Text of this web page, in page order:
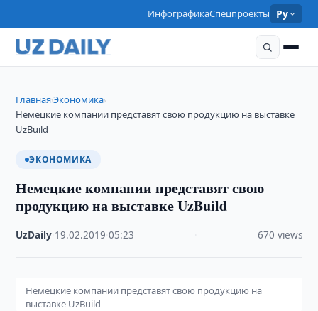
ИнфографикаСпецпроекты Ру
Главная›Экономика›
Немецкие компании представят свою продукцию на выставке
UzBuild
ЭКОНОМИКА
Немецкие компании представят свою
продукцию на выставке UzBuild
UzDaily 19.02.2019 ·05:23 670 views
Немецкие компании представят свою продукцию на
выставке UzBuild